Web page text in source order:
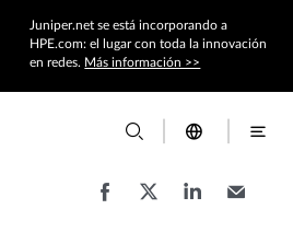
Juniper.net se está incorporando a
HPE.com: el lugar con toda la innovación
en redes. Más información >>